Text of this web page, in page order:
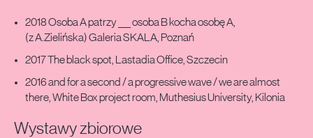
2018 Osoba A patrzy ___ osoba B kocha osobę A,
(z A.Zielińska) Galeria SKALA, Poznań
2017 The black spot, Lastadia Office, Szczecin
2016 and for a second / a progressive wave / we are almost
there, White Box project room, Muthesius University, Kilonia
Wystawy zbiorowe